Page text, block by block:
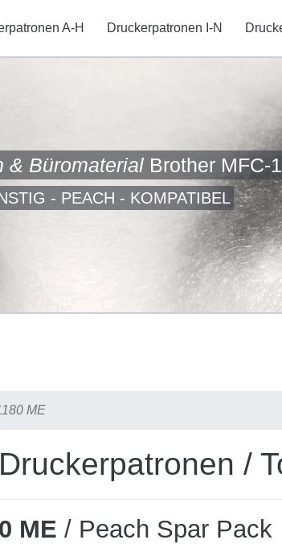
A-H Druckerpatronen I-N
& Büromaterial Brother MFC-
- PEACH - KOMPATIBEL
ME
/
ME / Peach Spar Pack